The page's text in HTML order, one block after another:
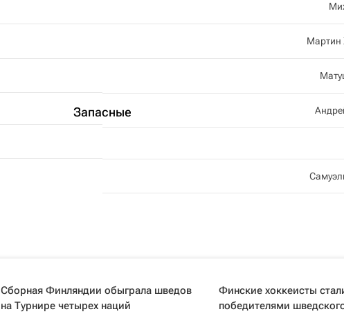
Запасные
Мартин
Сборная Финляндии обыграла шведов
на Турнире четырех наций
Финские хоккеисты
победителями